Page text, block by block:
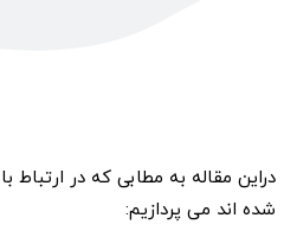
دراین مقاله به مطابی که در ارتباط
شده اند می پردازیم: